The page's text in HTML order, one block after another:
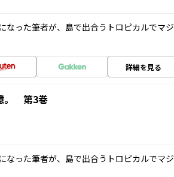
なった筆者が、島で出合うトロピカルでマジ
詳細を見る
。 第3巻
なった筆者が、島で出合うトロピカルでマジ